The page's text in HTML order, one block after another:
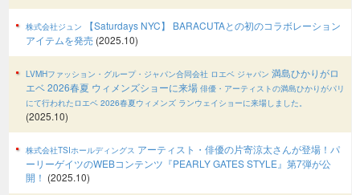
株式会社ジュン
【Saturdays NYC】 BARACUTAとの初のコラボレーション
アイテムを発売 (2025.10)
LVMHファッション・グループ・ジャパン合同会社 ロエベ ジャパン 満島ひかりがロ
エベ 2026春夏 ウィメンズショーに来場 俳優・アーティストの満島ひかりがパリ
にて行われたロエベ 2026春夏ウィメンズ ランウェイショーに来場しました。
(2025.10)
株式会社TSIホールディングス アーティスト・俳優の片寄涼太さんが登場！パ
ーリーゲイツのWEBコンテンツ『PEARLY GATES STYLE』第7弾が公
開！ (2025.10)